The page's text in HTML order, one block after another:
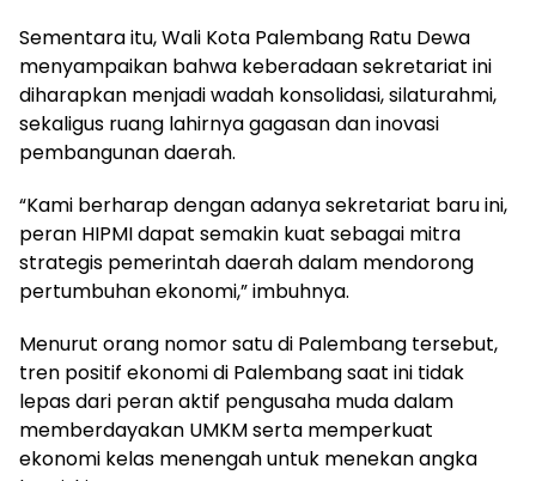
Sementara itu, Wali Kota Palembang Ratu Dewa
menyampaikan bahwa keberadaan sekretariat ini
diharapkan menjadi wadah konsolidasi, silaturahmi,
sekaligus ruang lahirnya gagasan dan inovasi
pembangunan daerah.
“Kami berharap dengan adanya sekretariat baru ini,
peran HIPMI dapat semakin kuat sebagai mitra
strategis pemerintah daerah dalam mendorong
pertumbuhan ekonomi,” imbuhnya.
Menurut orang nomor satu di Palembang tersebut,
tren positif ekonomi di Palembang saat ini tidak
lepas dari peran aktif pengusaha muda dalam
memberdayakan UMKM serta memperkuat
ekonomi kelas menengah untuk menekan angka